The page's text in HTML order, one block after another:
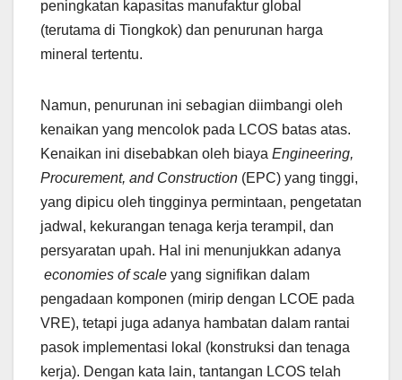
peningkatan kapasitas manufaktur global
(terutama di Tiongkok) dan penurunan harga
mineral tertentu.
Namun, penurunan ini sebagian diimbangi oleh
kenaikan yang mencolok pada LCOS batas atas.
Kenaikan ini disebabkan oleh biaya Engineering,
Procurement, and Construction (EPC) yang tinggi,
yang dipicu oleh tingginya permintaan, pengetatan
jadwal, kekurangan tenaga kerja terampil, dan
persyaratan upah. Hal ini menunjukkan adanya
economies of scale yang signifikan dalam
pengadaan komponen (mirip dengan LCOE pada
VRE), tetapi juga adanya hambatan dalam rantai
pasok implementasi lokal (konstruksi dan tenaga
kerja). Dengan kata lain, tantangan LCOS telah